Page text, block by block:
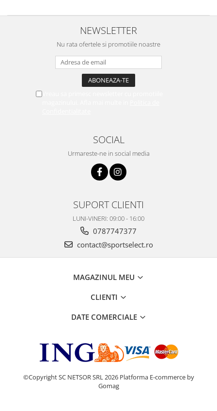
NEWSLETTER
Nu rata ofertele si promotiile noastre
SOCIAL
Urmareste-ne in social media
SUPORT CLIENTI
LUNI-VINERI: 09:00 - 16:00
0787747377
contact@sportselect.ro
MAGAZINUL MEU
CLIENTI
DATE COMERCIALE
©Copyright SC NETSOR SRL 2026 Platforma E-commerce by
Gomag